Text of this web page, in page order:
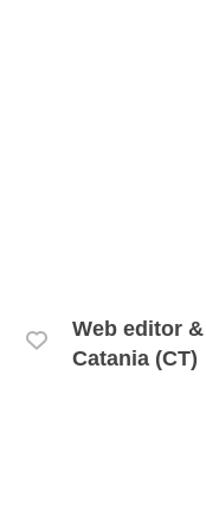
Web editor
Catania (CT)